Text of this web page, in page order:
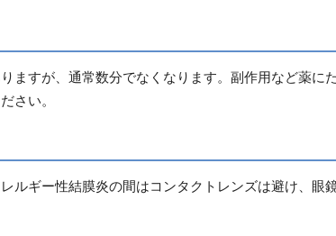
ますが、通常数分でなくなります。副作用など薬に
さい。
ルギー性結膜炎の間はコンタクトレンズは避け、眼